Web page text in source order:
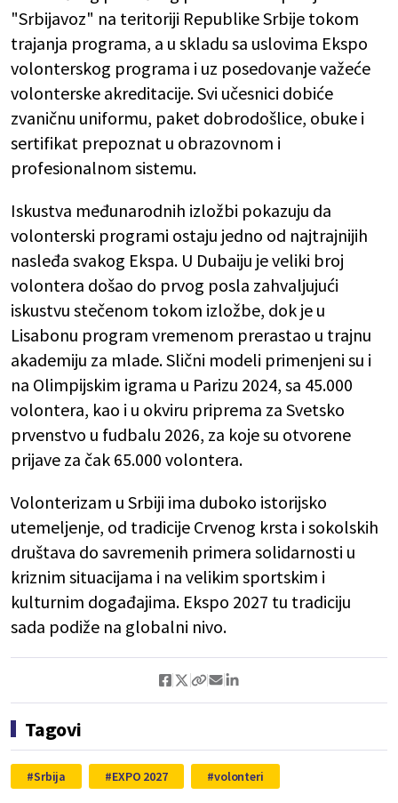
"Srbijavoz" na teritoriji Republike Srbije tokom
trajanja programa, a u skladu sa uslovima Ekspo
volonterskog programa i uz posedovanje važeće
volonterske akreditacije. Svi učesnici dobiće
zvaničnu uniformu, paket dobrodošlice, obuke i
sertifikat prepoznat u obrazovnom i
profesionalnom sistemu.
Iskustva međunarodnih izložbi pokazuju da
volonterski programi ostaju jedno od najtrajnijih
nasleđa svakog Ekspa. U Dubaiju je veliki broj
volontera došao do prvog posla zahvaljujući
iskustvu stečenom tokom izložbe, dok je u
Lisabonu program vremenom prerastao u trajnu
akademiju za mlade. Slični modeli primenjeni su i
na Olimpijskim igrama u Parizu 2024, sa 45.000
volontera, kao i u okviru priprema za Svetsko
prvenstvo u fudbalu 2026, za koje su otvorene
prijave za čak 65.000 volontera.
Volonterizam u Srbiji ima duboko istorijsko
utemeljenje, od tradicije Crvenog krsta i sokolskih
društava do savremenih primera solidarnosti u
kriznim situacijama i na velikim sportskim i
kulturnim događajima. Ekspo 2027 tu tradiciju
sada podiže na globalni nivo.
Tagovi
Srbija EXPO 2027 volonteri